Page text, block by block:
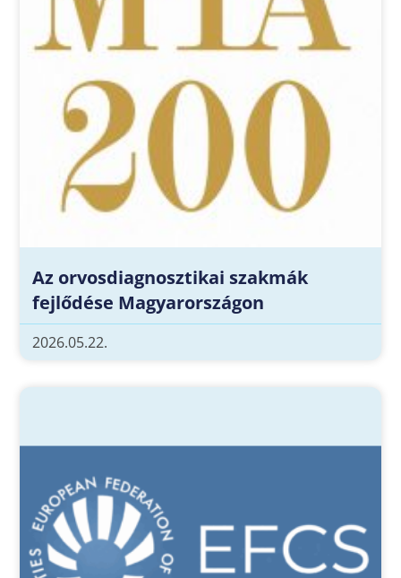
Az orvosdiagnosztikai szakmák
fejlődése Magyarországon
2026.05.22.